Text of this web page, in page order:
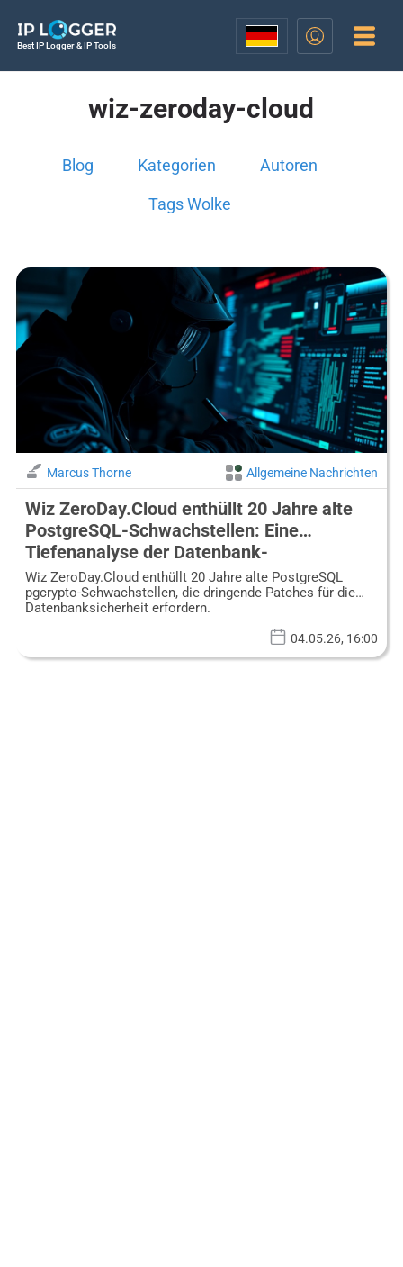
Best IP Logger & IP Tools
wiz-zeroday-cloud
Blog Kategorien Autoren
Tags Wolke
Marcus Thorne Allgemeine Nachrichten
Wiz ZeroDay.Cloud enthüllt 20 Jahre alte
PostgreSQL-Schwachstellen: Eine
Tiefenanalyse der Datenbank-
Sicherheitserosion
Wiz ZeroDay.Cloud enthüllt 20 Jahre alte PostgreSQL
pgcrypto-Schwachstellen, die dringende Patches für die
Datenbanksicherheit erfordern.
04.05.26, 16:00